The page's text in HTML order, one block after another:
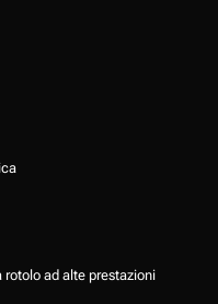
rotolo ad alte prestazioni